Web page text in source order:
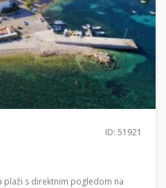
ID: 51921
plaži s direktnim pogledom na